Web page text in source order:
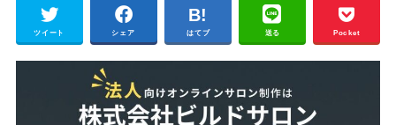
ツイート シェア はてブ 送る Pocket